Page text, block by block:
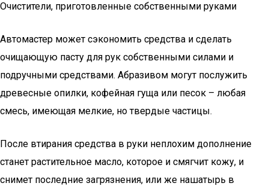
Очистители, приготовленные собственными руками
Автомастер может сэкономить средства и сделать
очищающую пасту для рук собственными силами и
подручными средствами. Абразивом могут послужить
древесные опилки, кофейная гуща или песок – любая
смесь, имеющая мелкие, но твердые частицы.
После втирания средства в руки неплохим дополнение
станет растительное масло, которое и смягчит кожу, и
снимет последние загрязнения, или же нашатырь в